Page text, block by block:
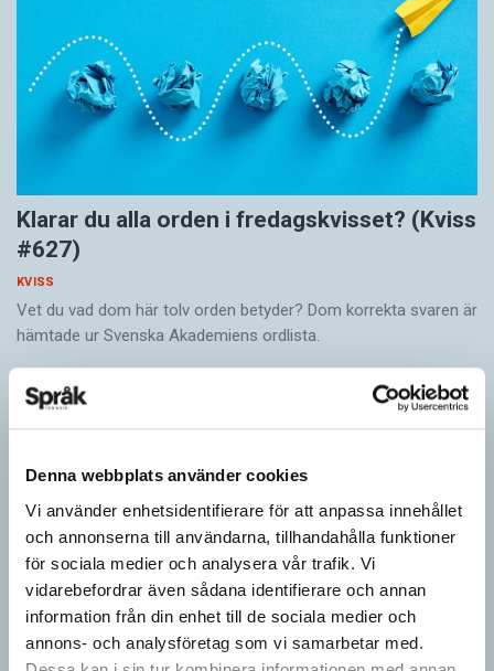
Denna webbplats använder cookies
Vi använder enhetsidentifierare för att anpassa innehållet
och annonserna till användarna, tillhandahålla funktioner
för sociala medier och analysera vår trafik. Vi
vidarebefordrar även sådana identifierare och annan
information från din enhet till de sociala medier och
annons- och analysföretag som vi samarbetar med.
Klarar du alla orden i fredagskvisset? (Kviss
#627)
KVISS
Vet du vad dom här tolv orden betyder? Dom korrekta svaren är
hämtade ur Svenska Akademiens ordlista.